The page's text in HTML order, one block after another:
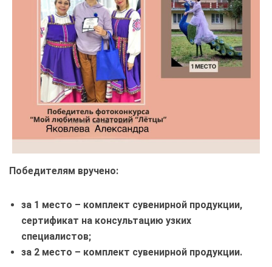
Победителям вручено:
за 1 место – комплект сувенирной продукции,
сертификат на консультацию узких
специалистов;
за 2 место – комплект сувенирной продукции.